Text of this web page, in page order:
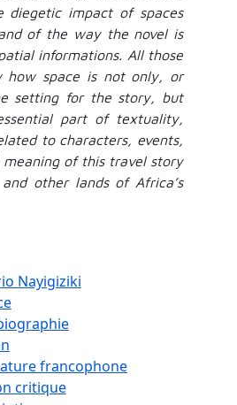
impact of spaces
of the way the novel is
informations. All those
how space is not only, or
setting for the story, but
part of textuality,
to characters, events,
of this travel story
other lands of Africa’s
Nayigiziki
francophone
critique